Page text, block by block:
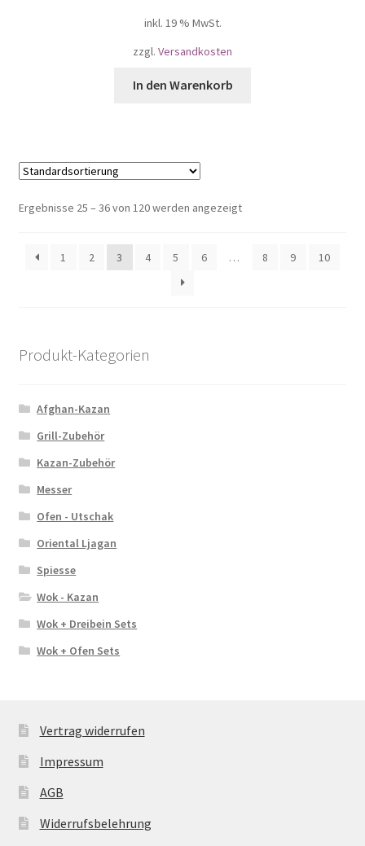
inkl. 19 % MwSt.
zzgl. Versandkosten
In den Warenkorb
Ergebnisse 25 – 36 von 120 werden angezeigt
1 2 3 4 5 6 … 8 9 10
Produkt-Kategorien
Afghan-Kazan
Grill-Zubehör
Kazan-Zubehör
Messer
Ofen - Utschak
Oriental Ljagan
Spiesse
Wok - Kazan
Wok + Dreibein Sets
Wok + Ofen Sets
Vertrag widerrufen
Impressum
AGB
Widerrufsbelehrung